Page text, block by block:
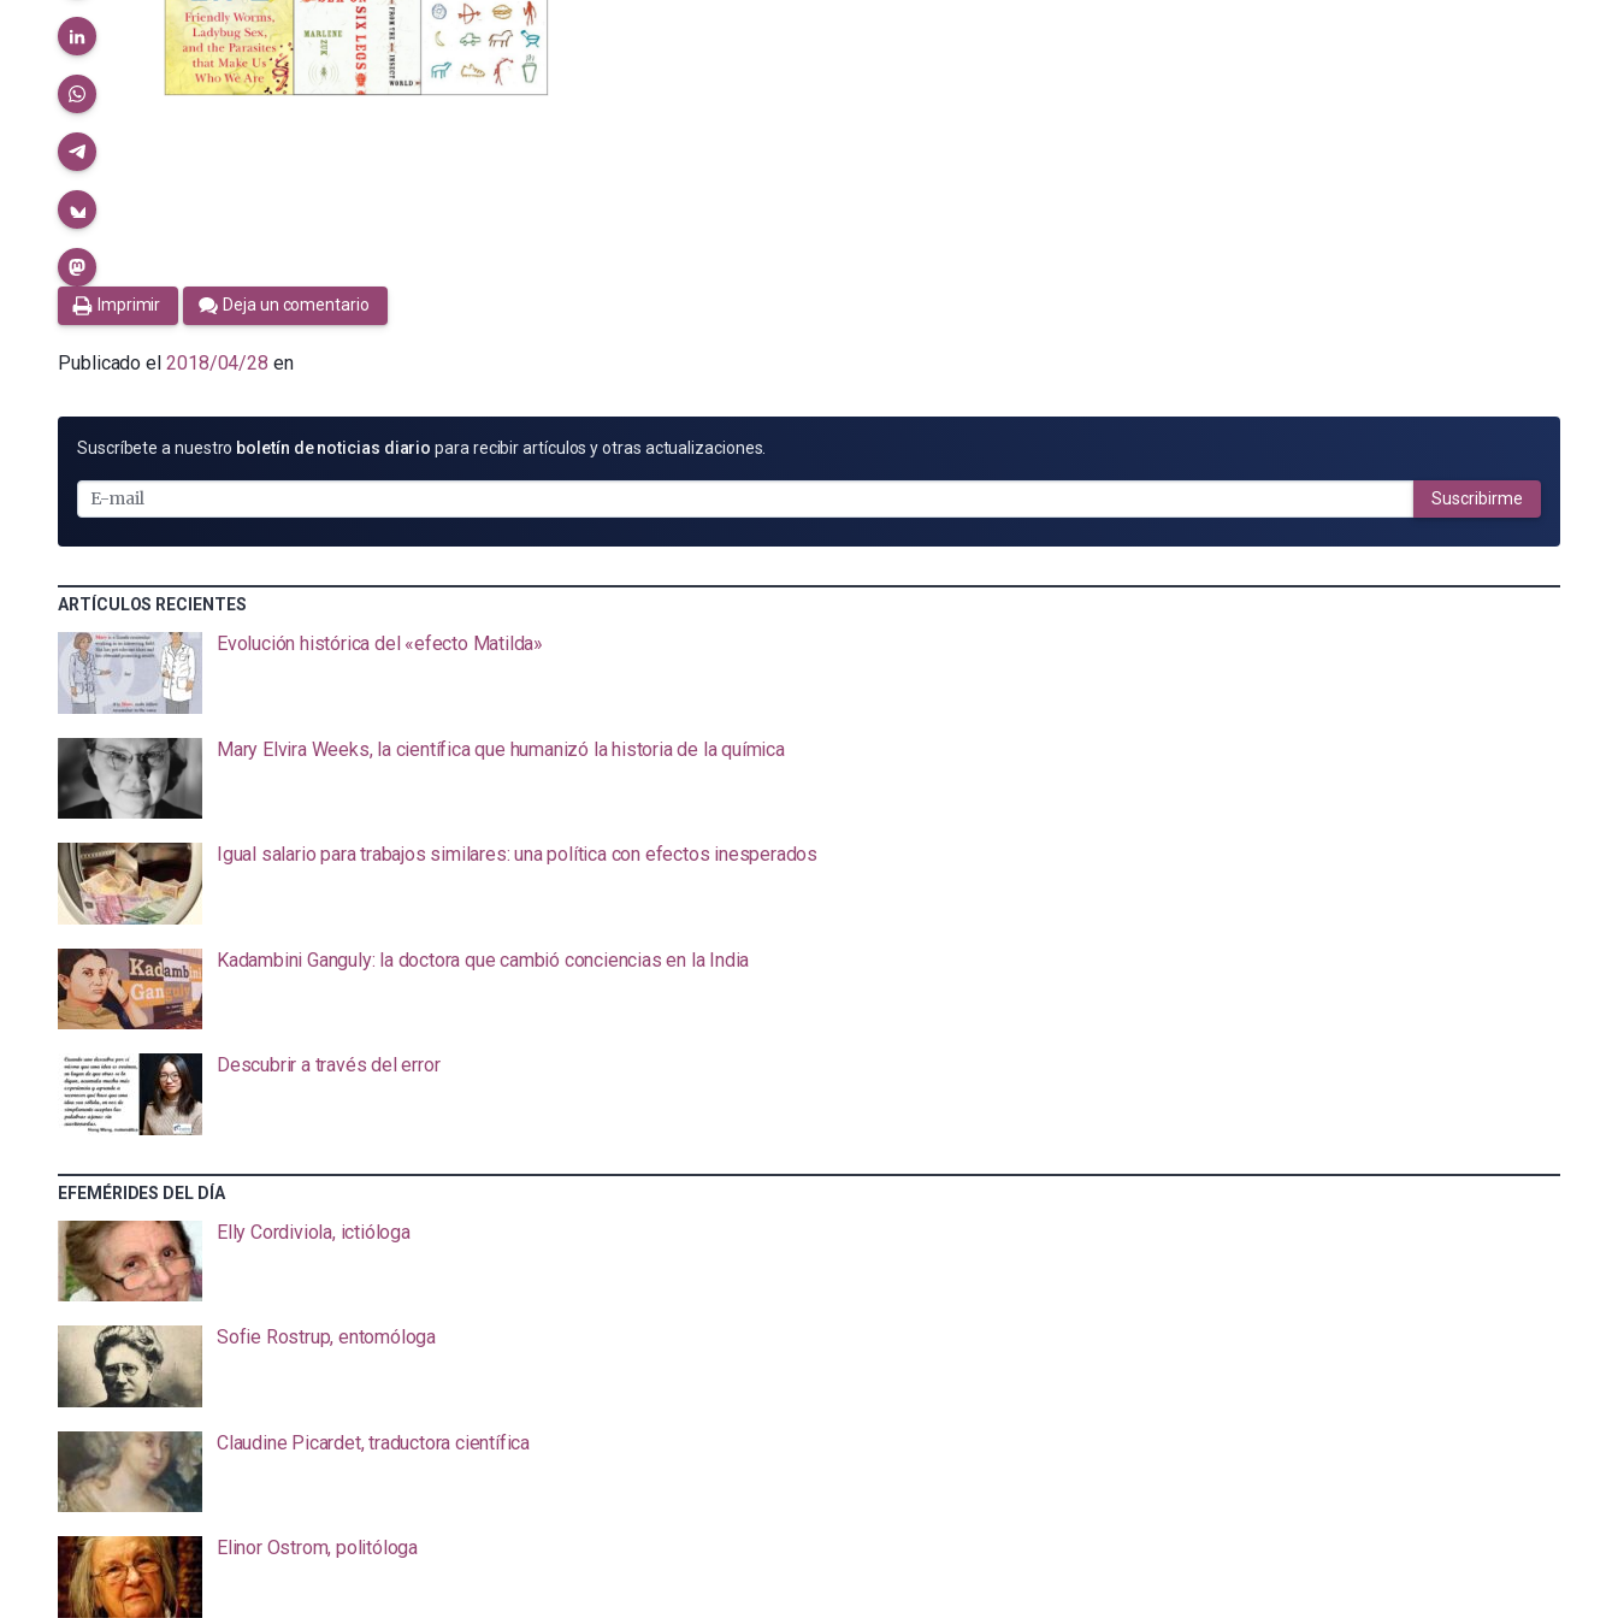
Imprimir Deja un comentario
Publicado el 2018/04/28 en
SUSCRÍBETE
E-
MAIL
Suscríbete a nuestro boletín de noticias diario para recibir artículos y otras actualizaciones.
Suscribirme
ARTÍCULOS RECIENTES
Evolución histórica del «efecto Matilda»
Mary Elvira Weeks, la científica que humanizó la historia de la química
Igual salario para trabajos similares: una política con efectos inesperados
Kadambini Ganguly: la doctora que cambió conciencias en la India
Descubrir a través del error
EFEMÉRIDES DEL DÍA
Elly Cordiviola, ictióloga
Sofie Rostrup, entomóloga
Claudine Picardet, traductora científica
Elinor Ostrom, politóloga